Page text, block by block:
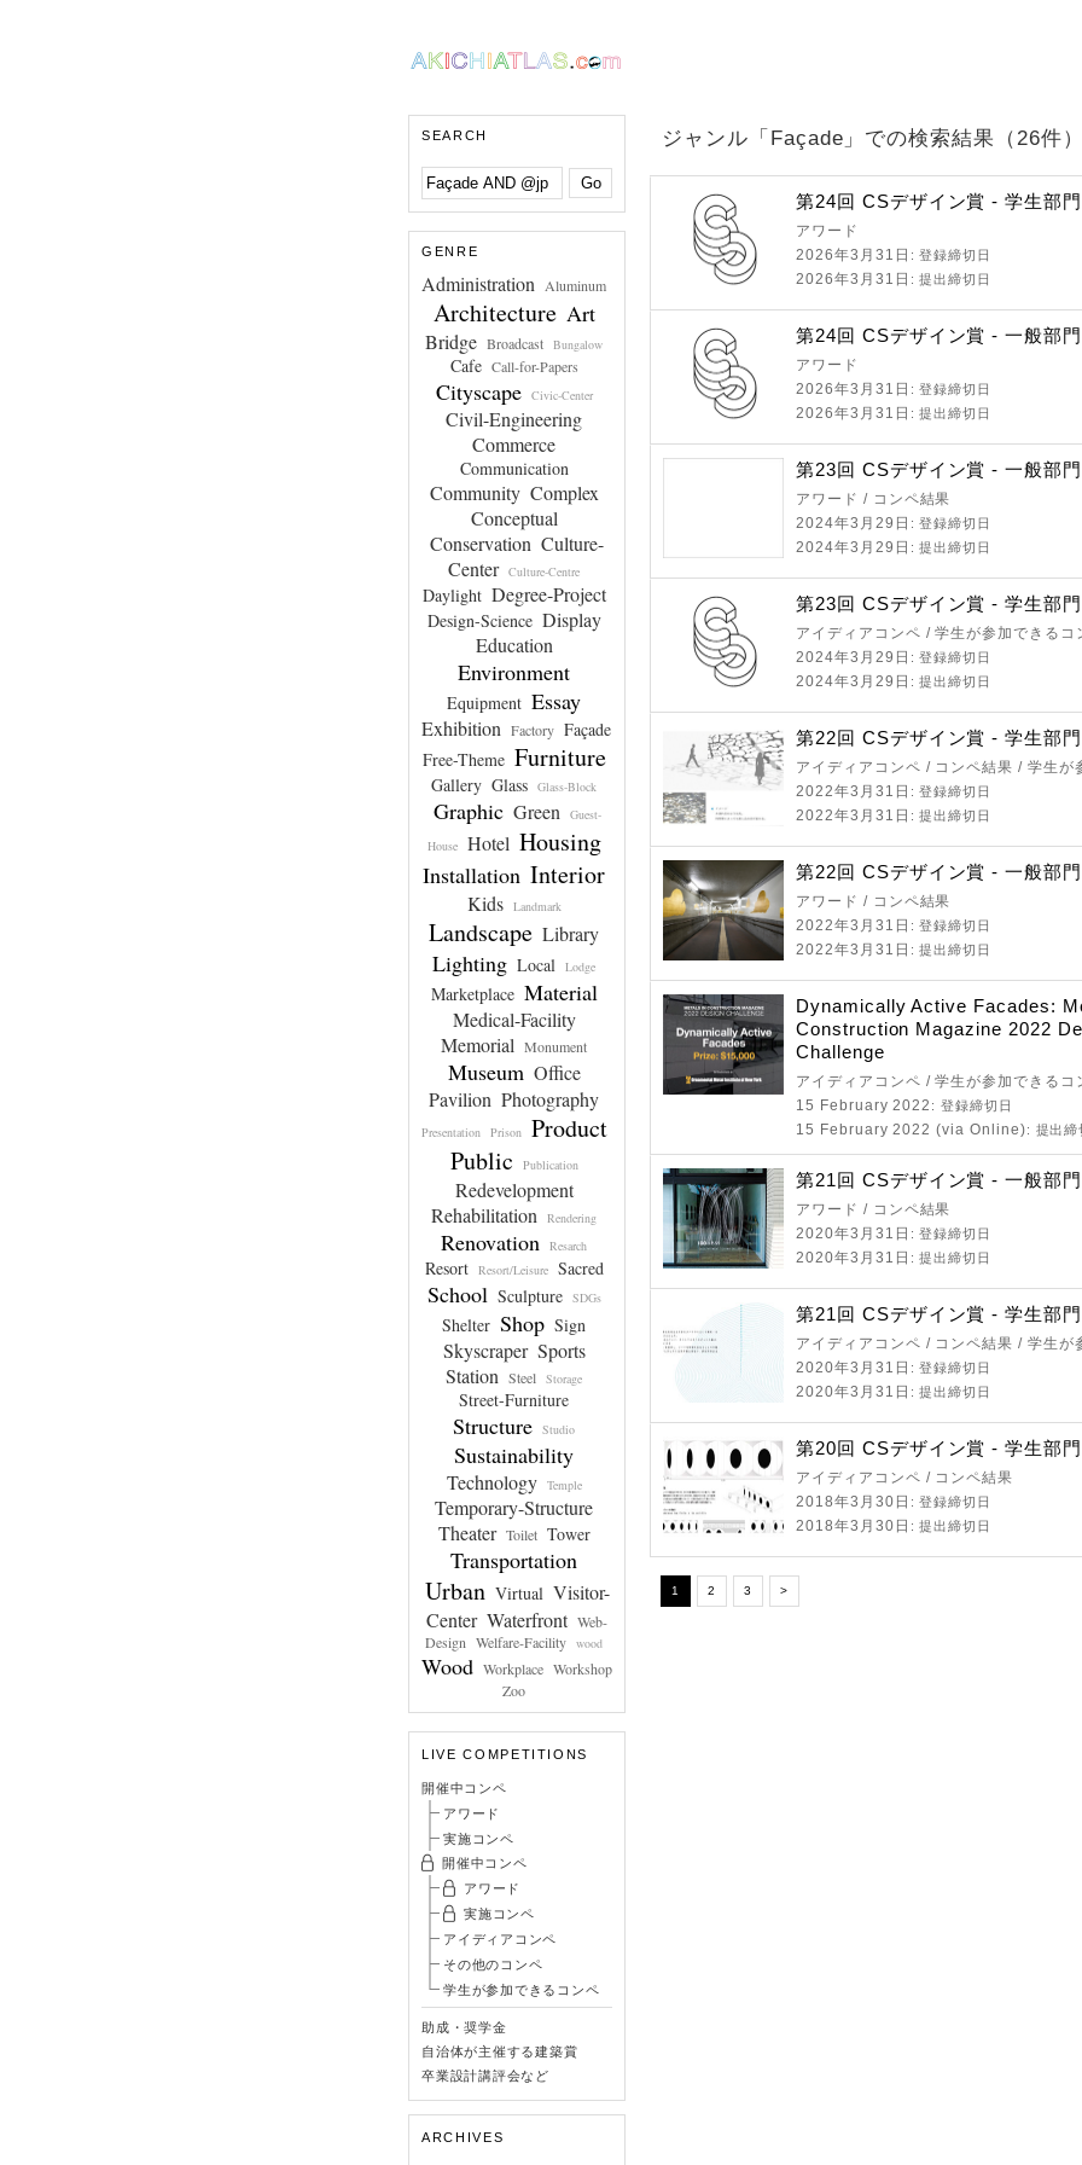
SEARCH
GENRE
Administration Aluminum
Architecture Art
Bridge Broadcast Bungalow
Cafe Call-for-Papers
Cityscape Civic-Center
Civil-Engineering
Commerce
Communication
Community Complex
Conceptual
Conservation Culture-
Center Culture-Centre
Daylight Degree-Project
Design-Science Display
Education
Environment
Equipment Essay
Exhibition Factory Façade
Free-Theme Furniture
Gallery Glass Glass-Block
Graphic Green
Guest-
House
Hotel Housing
Installation Interior
Kids Landmark
Landscape Library
Lighting Local Lodge
Marketplace Material
Medical-Facility
Memorial Monument
Museum Office
Pavilion Photography
Presentation Prison Product
Public
Publication
Redevelopment
Rehabilitation
Rendering
Renovation Resarch
Resort Resort/Leisure Sacred
School Sculpture SDGs
Shelter Shop Sign
Skyscraper Sports
Station Steel Storage
Street-Furniture
Structure Studio
Sustainability
Technology Temple
Temporary-Structure
Theater Toilet Tower
Transportation
Urban Virtual Visitor-
Center Waterfront Web-
Design Welfare-Facility wood
Wood Workplace Workshop
Zoo
LIVE COMPETITIONS
開催中コンペ
アワード
実施コンペ
開催中コンペ
アワード
実施コンペ
アイディアコンペ
その他のコンペ
学生が参加できるコンペ
助成・奨学金
自治体が主催する建築賞
卒業設計講評会など
ARCHIVES
ジャンル「Façade」での検索結果（26件）
第24回 CSデザイン賞 - 学生部門
アワード
2026年3月31日 : 登録締切日
2026年3月31日 : 提出締切日
第24回 CSデザイン賞 - 一般部門
アワード
2026年3月31日 : 登録締切日
2026年3月31日 : 提出締切日
第23回 CSデザイン賞 - 一般部門
アワード / コンペ結果
2024年3月29日 : 登録締切日
2024年3月29日 : 提出締切日
第23回 CSデザイン賞 - 学生部門
アイディアコンペ / 学生が参加できるコ
2024年3月29日 : 登録締切日
2024年3月29日 : 提出締切日
第22回 CSデザイン賞 - 学生部門
アイディアコンペ / コンペ結果 / 学生が
2022年3月31日 : 登録締切日
2022年3月31日 : 提出締切日
第22回 CSデザイン賞 - 一般部門
アワード / コンペ結果
2022年3月31日 : 登録締切日
2022年3月31日 : 提出締切日
Dynamically Active Facades:
Construction Magazine 2022
Challenge
アイディアコンペ / 学生が参加できるコ
15 February 2022 : 登録締切日
15 February 2022 (via Online): 提出締
第21回 CSデザイン賞 - 一般部門
アワード / コンペ結果
2020年3月31日 : 登録締切日
2020年3月31日 : 提出締切日
第21回 CSデザイン賞 - 学生部門
アイディアコンペ / コンペ結果 / 学生が
2020年3月31日 : 登録締切日
2020年3月31日 : 提出締切日
第20回 CSデザイン賞 - 学生部門
アイディアコンペ / コンペ結果
2018年3月30日 : 登録締切日
2018年3月30日 : 提出締切日
1 2 3 >